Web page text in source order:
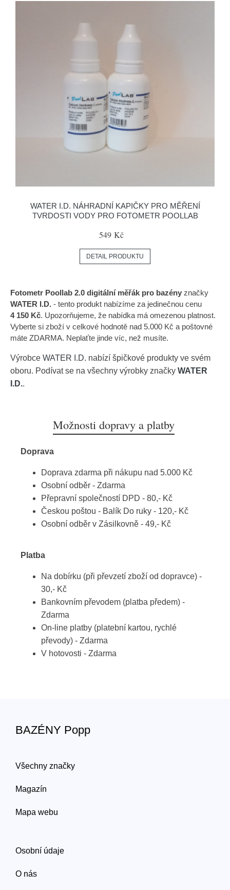
WATER I.D. NÁHRADNÍ KAPIČKY PRO MĚŘENÍ
TVRDOSTI VODY PRO FOTOMETR POOLLAB
549 Kč
DETAIL PRODUKTU
Fotometr Poollab 2.0 digitální měřák pro bazény značky
WATER I.D. - tento produkt nabízíme za jedinečnou cenu
4 150 Kč. Upozorňujeme, že nabídka má omezenou platnost.
Vyberte si zboží v celkové hodnotě nad 5.000 Kč a poštovné
máte ZDARMA. Neplaťte jinde víc, než musíte.
Výrobce WATER I.D. nabízí špičkové produkty ve svém
oboru. Podívat se na všechny výrobky značky WATER
I.D..
Možnosti dopravy a platby
Doprava
Doprava zdarma při nákupu nad 5.000 Kč
Osobní odběr - Zdarma
Přepravní společností DPD - 80,- Kč
Českou poštou - Balík Do ruky - 120,- Kč
Osobní odběr v Zásilkovně - 49,- Kč
Platba
Na dobírku (při převzetí zboží od dopravce) -
30,- Kč
Bankovním převodem (platba předem) -
Zdarma
On-line platby (platební kartou, rychlé
převody) - Zdarma
V hotovosti - Zdarma
BAZÉNY Popp
Všechny značky
Magazín
Mapa webu
Osobní údaje
O nás